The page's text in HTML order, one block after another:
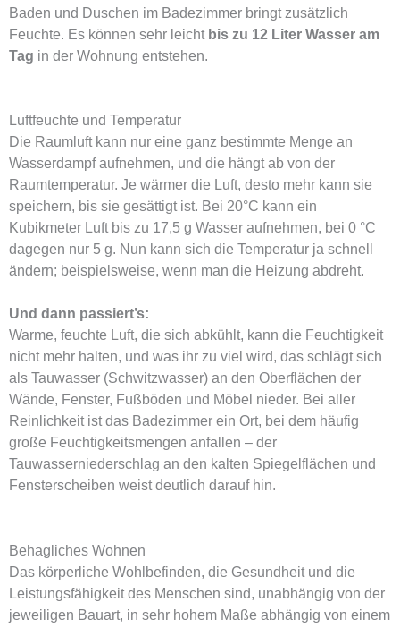
Baden und Duschen im Badezimmer bringt zusätzlich
Feuchte. Es können sehr leicht bis zu 12 Liter Wasser am
Tag in der Wohnung entstehen.
Luftfeuchte und Temperatur
Die Raumluft kann nur eine ganz bestimmte Menge an
Wasserdampf aufnehmen, und die hängt ab von der
Raumtemperatur. Je wärmer die Luft, desto mehr kann sie
speichern, bis sie gesättigt ist. Bei 20°C kann ein
Kubikmeter Luft bis zu 17,5 g Wasser aufnehmen, bei 0 °C
dagegen nur 5 g. Nun kann sich die Temperatur ja schnell
ändern; beispielsweise, wenn man die Heizung abdreht.
Und dann passiert’s:
Warme, feuchte Luft, die sich abkühlt, kann die Feuchtigkeit
nicht mehr halten, und was ihr zu viel wird, das schlägt sich
als Tauwasser (Schwitzwasser) an den Oberflächen der
Wände, Fenster, Fußböden und Möbel nieder. Bei aller
Reinlichkeit ist das Badezimmer ein Ort, bei dem häufig
große Feuchtigkeitsmengen anfallen – der
Tauwasserniederschlag an den kalten Spiegelflächen und
Fensterscheiben weist deutlich darauf hin.
Behagliches Wohnen
Das körperliche Wohlbefinden, die Gesundheit und die
Leistungsfähigkeit des Menschen sind, unabhängig von der
jeweiligen Bauart, in sehr hohem Maße abhängig von einem